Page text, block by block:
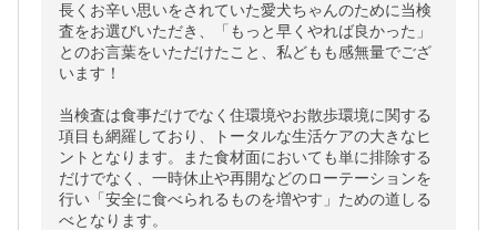
長くお辛い思いをされていた愛犬ちゃんのために当検
査をお選びいただき、「もっと早くやれば良かった」
とのお言葉をいただけたこと、私どもも感無量でござ
います！
当検査は食事だけでなく住環境やお散歩環境に関する
項目も網羅しており、トータルな生活ケアの大きなヒ
ントとなります。また食材面においても単に排除する
だけでなく、一時休止や再開などのローテーションを
行い「安全に食べられるものを増やす」ための道しる
べとなります。